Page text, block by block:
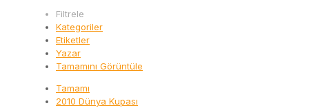
Filtrele
Kategoriler
Etiketler
Yazar
Tamamını Görüntüle
Tamamı
2010 Dünya Kupası